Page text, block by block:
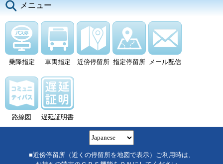
メニュー
乗降指定 車両指定 近傍停留所 指定停留所 メール配信
路線図 遅延証明書
■近傍停留所（近くの停留所を地図で表示）ご利用時は、